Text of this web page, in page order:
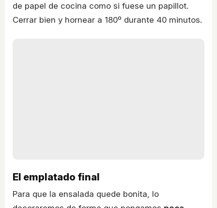
de papel de cocina como si fuese un papillot.
Cerrar bien y hornear a 180º durante 40 minutos.
El emplatado final
Para que la ensalada quede bonita, lo